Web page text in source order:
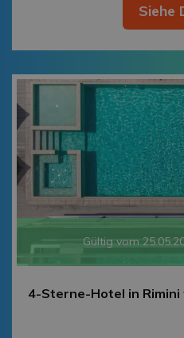
Siehe
Gültig vom
4-Sterne-Hotel in Rimini